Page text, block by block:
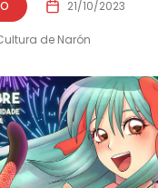
21/10/2023
de Narón